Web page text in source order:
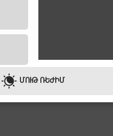
ՄՈՒԹ ՌԵԺԻՄ
169,000 ֏